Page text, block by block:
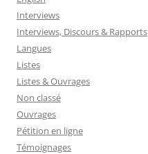
Interviews
Interviews, Discours & Rapports
Langues
Listes
Listes & Ouvrages
Non classé
Ouvrages
Pétition en ligne
Témoignages